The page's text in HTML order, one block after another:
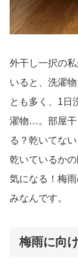
外干し一択の
いると、洗濯
とも多く、1日
濯物…。部屋干
る？乾いてな
乾いているか
気になる！梅
みなんです。
梅雨に向